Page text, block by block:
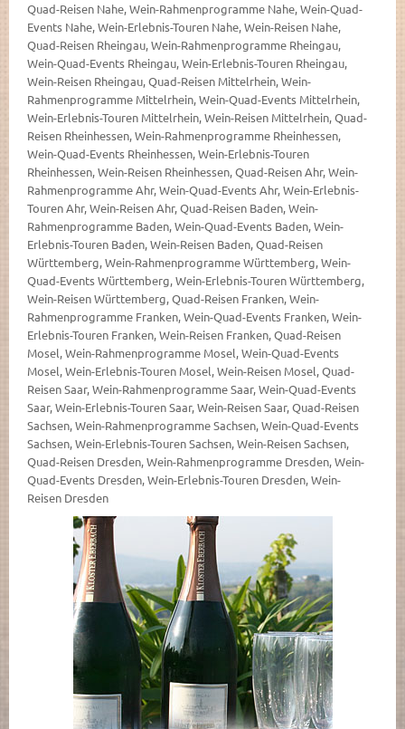
Quad-Reisen Nahe, Wein-Rahmenprogramme Nahe, Wein-Quad-
Events Nahe, Wein-Erlebnis-Touren Nahe, Wein-Reisen Nahe,
Quad-Reisen Rheingau, Wein-Rahmenprogramme Rheingau,
Wein-Quad-Events Rheingau, Wein-Erlebnis-Touren Rheingau,
Wein-Reisen Rheingau, Quad-Reisen Mittelrhein, Wein-
Rahmenprogramme Mittelrhein, Wein-Quad-Events Mittelrhein,
Wein-Erlebnis-Touren Mittelrhein, Wein-Reisen Mittelrhein, Quad-
Reisen Rheinhessen, Wein-Rahmenprogramme Rheinhessen,
Wein-Quad-Events Rheinhessen, Wein-Erlebnis-Touren
Rheinhessen, Wein-Reisen Rheinhessen, Quad-Reisen Ahr, Wein-
Rahmenprogramme Ahr, Wein-Quad-Events Ahr, Wein-Erlebnis-
Touren Ahr, Wein-Reisen Ahr, Quad-Reisen Baden, Wein-
Rahmenprogramme Baden, Wein-Quad-Events Baden, Wein-
Erlebnis-Touren Baden, Wein-Reisen Baden, Quad-Reisen
Württemberg, Wein-Rahmenprogramme Württemberg, Wein-
Quad-Events Württemberg, Wein-Erlebnis-Touren Württemberg,
Wein-Reisen Württemberg, Quad-Reisen Franken, Wein-
Rahmenprogramme Franken, Wein-Quad-Events Franken, Wein-
Erlebnis-Touren Franken, Wein-Reisen Franken, Quad-Reisen
Mosel, Wein-Rahmenprogramme Mosel, Wein-Quad-Events
Mosel, Wein-Erlebnis-Touren Mosel, Wein-Reisen Mosel, Quad-
Reisen Saar, Wein-Rahmenprogramme Saar, Wein-Quad-Events
Saar, Wein-Erlebnis-Touren Saar, Wein-Reisen Saar, Quad-Reisen
Sachsen, Wein-Rahmenprogramme Sachsen, Wein-Quad-Events
Sachsen, Wein-Erlebnis-Touren Sachsen, Wein-Reisen Sachsen,
Quad-Reisen Dresden, Wein-Rahmenprogramme Dresden, Wein-
Quad-Events Dresden, Wein-Erlebnis-Touren Dresden, Wein-
Reisen Dresden